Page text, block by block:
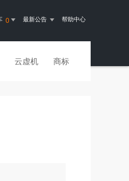
0 最新公告 帮助中心
云虚机 商标